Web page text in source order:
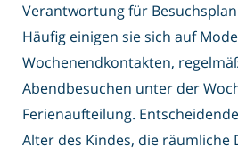
Verantwortung für
Häufig einigen sie sich auf
Wochenendkontakten,
Abendbesuchen unter der
Ferienaufteilung.
Alter des Kindes, die räumliche